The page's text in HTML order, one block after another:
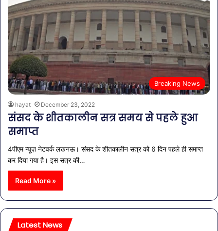
Breaking News
hayat December 23, 2022
संसद के शीतकालीन सत्र समय से पहले हुआ
समाप्त
4पीएम न्यूज़ नेटवर्क लखनऊ। संसद के शीतकालीन सत्र को 6 दिन पहले ही समाप्त
कर दिया गया है। इस सत्र की…
Read More »
Latest News